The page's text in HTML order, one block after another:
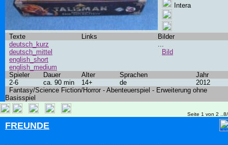
Intera
Texte Links
Bilder
deutsch_kurz
deutsch_mittel
english_short
english_medium
...
Bild
Spieler Dauer Alter Sprachen
Jahr
2-6
ca. 90 min 14+ de
2012
Fantasy/Science Fiction/Horror - Abenteuerspiel - Erweiterung ohne
Basisspiel
Seite 1 von 2
FREUNDE